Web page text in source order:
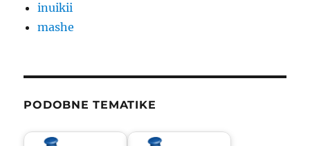
inuikii
mashe
PODOBNE TEMATIKE